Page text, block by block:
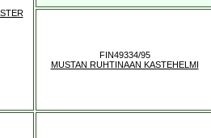
FIN49334/95
MUSTAN RUHTINAAN KASTEHELMI